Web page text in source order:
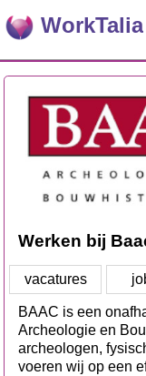
WorkTalia
Werken bij
vacatures
BAAC is een
Archeologie en
archeologen,
voeren wij op een